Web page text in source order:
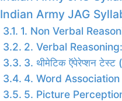
Indian Army JAG
1. Non Verbal
2. Verbal Reasoning:
3. थीमेटिक ऍपेरेप्शन टेस्ट
4. Word Association
5. Picture